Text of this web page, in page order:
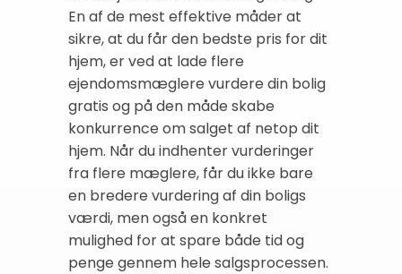
En af de mest effektive måder at
sikre, at du får den bedste pris for dit
hjem, er ved at lade flere
ejendomsmæglere vurdere din bolig
gratis og på den måde skabe
konkurrence om salget af netop dit
hjem. Når du indhenter vurderinger
fra flere mæglere, får du ikke bare
en bredere vurdering af din boligs
værdi, men også en konkret
mulighed for at spare både tid og
penge gennem hele salgsprocessen.